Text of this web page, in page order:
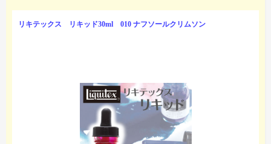
リキテックス リキッド30ml 010 ナフソールクリムソン